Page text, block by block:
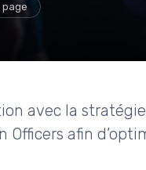
avec la stratégie
Officers afin